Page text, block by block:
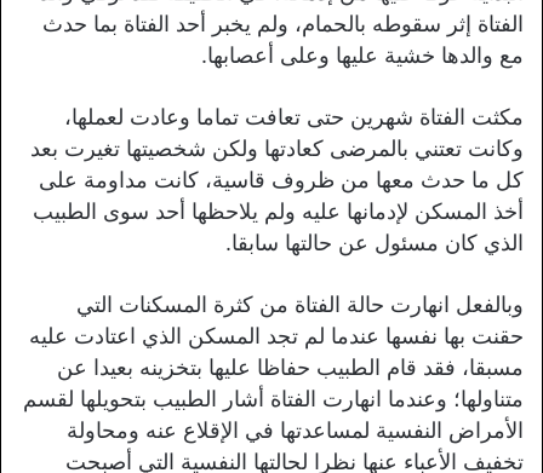
الفتاة إثر سقوطه بالحمام، ولم يخبر أحد الفتاة بما حدث
مع والدها خشية عليها وعلى أعصابها.
مكثت الفتاة شهرين حتى تعافت تماما وعادت لعملها،
وكانت تعتني بالمرضى كعادتها ولكن شخصيتها تغيرت بعد
كل ما حدث معها من ظروف قاسية، كانت مداومة على
أخذ المسكن لإدمانها عليه ولم يلاحظها أحد سوى الطبيب
الذي كان مسئول عن حالتها سابقا.
وبالفعل انهارت حالة الفتاة من كثرة المسكنات التي
حقنت بها نفسها عندما لم تجد المسكن الذي اعتادت عليه
مسبقا، فقد قام الطبيب حفاظا عليها بتخزينه بعيدا عن
متناولها؛ وعندما انهارت الفتاة أشار الطبيب بتحويلها لقسم
الأمراض النفسية لمساعدتها في الإقلاع عنه ومحاولة
تخفيف الأعباء عنها نظرا لحالتها النفسية التي أصبحت